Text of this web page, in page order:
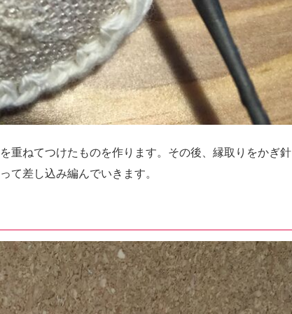
重ねてつけたものを作ります。その後、縁取りをかぎ針
て差し込み編んでいきます。